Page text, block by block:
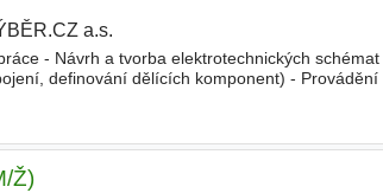
a.s.
- Návrh a tvorba elektrotechnických schémat
definování dělících komponent) -
Ž)